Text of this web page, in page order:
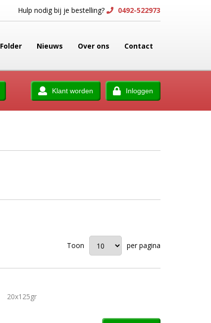
Hulp nodig bij je bestelling? 0492-522973
Folder Nieuws Over ons Contact
Klant worden Inloggen
Toon per pagina
20x125gr